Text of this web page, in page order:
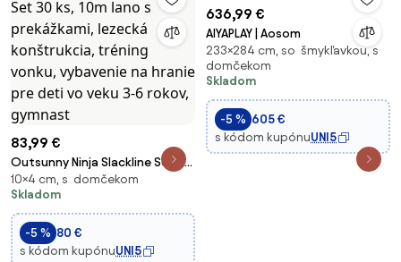
83,99 €
Outsunny Ninja Slackline Set 30
ks, 10m lano s prekážkami,
lezecká konštrukcia, tréning
vonku, vybavenie na hranie pre
deti vo veku 3-6 rokov,
gymnast
10×4 cm, s domčekom
Skladom
-5 % 80 €
s kódom kupónuUNI5
636,99 €
AIYAPLAY | Aosom
233×284 cm, so šmykľavkou, s
domčekom
Skladom
-5 % 605 €
s kódom kupónuUNI5